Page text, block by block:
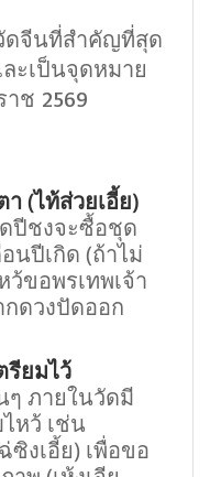
ดจีนที่สำคัญที่สุด
ะเป็นจุดหมาย
ช 2569
(ไท้ส่วยเอี้ย)
ปีชงจะซื้อชุด
นปีเกิด (ถ้าไม่
ว้ขอพรเทพเจ้า
กดวงปัดออก
รียมไว้
ๆ ภายในวัดมี
หว้ เช่น
ซิงเอี้ย) เพื่อขอ